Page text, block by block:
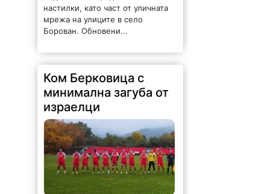
настилки, като част от уличната
мрежа на улиците в село
Борован. Обновени...
Ком Берковица с
минимална загуба от
израелци